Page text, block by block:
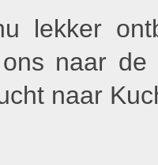
lekker
naar de
naar